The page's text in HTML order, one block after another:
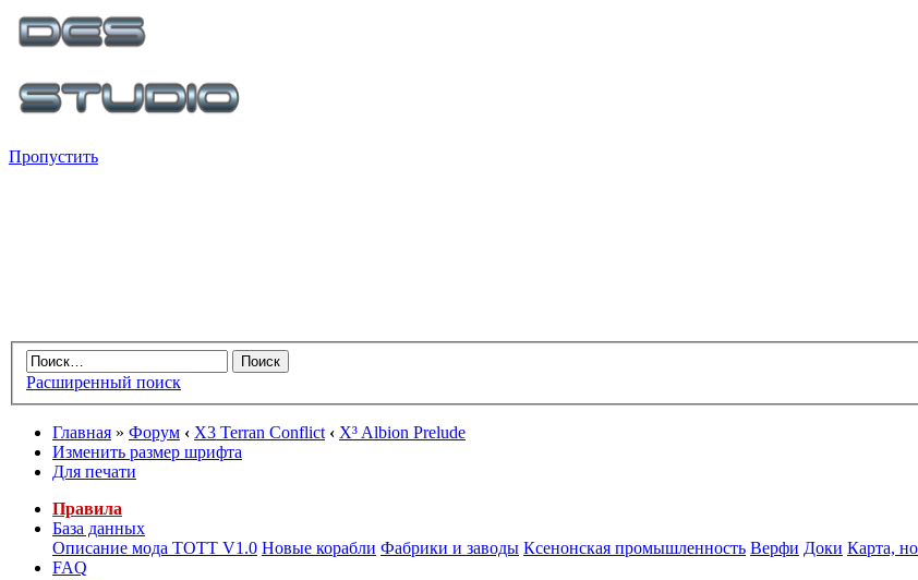
Пропустить
Расширенный поиск
Главная » Форум ‹ X3 Terran Conflict ‹ X³ Albion Prelude
Изменить размер шрифта
Для печати
Правила
База данных
Описание мода ТОТТ V1.0 Новые корабли Фабрики и заводы Ксенонская промышленность Верфи Доки Карта,
FAQ